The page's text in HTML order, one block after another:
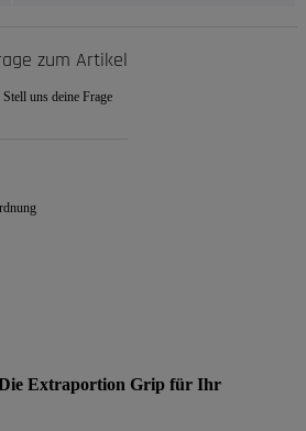
zum Artikel
Stell uns deine Frage
Extraportion Grip für Ihr